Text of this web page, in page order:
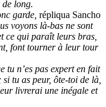
de long.
garde, répliqua Sancho
voyons là-bas ne sont
ce qui paraît leurs bras,
font tourner à leur tour
tu n’es pas expert en fait
tu as peur, ôte-toi de là,
livrerai une inégale et